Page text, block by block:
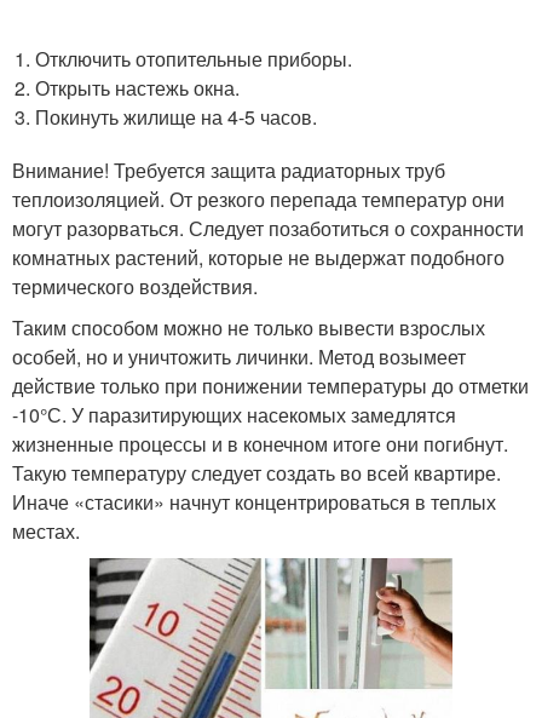
Отключить отопительные приборы.
Открыть настежь окна.
Покинуть жилище на 4-5 часов.
Внимание! Требуется защита радиаторных труб
теплоизоляцией. От резкого перепада температур они
могут разорваться. Следует позаботиться о сохранности
комнатных растений, которые не выдержат подобного
термического воздействия.
Таким способом можно не только вывести взрослых
особей, но и уничтожить личинки. Метод возымеет
действие только при понижении температуры до отметки
-10°С. У паразитирующих насекомых замедлятся
жизненные процессы и в конечном итоге они погибнут.
Такую температуру следует создать во всей квартире.
Иначе «стасики» начнут концентрироваться в теплых
местах.